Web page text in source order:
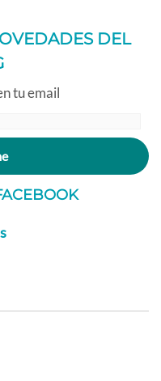
DEL
tu email